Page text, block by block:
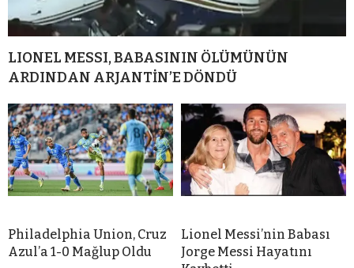
LIONEL MESSI, BABASININ ÖLÜMÜNÜN
ARDINDAN ARJANTİN’E DÖNDÜ
Philadelphia Union, Cruz
Azul’a 1-0 Mağlup Oldu
Lionel Messi’nin Babası
Jorge Messi Hayatını